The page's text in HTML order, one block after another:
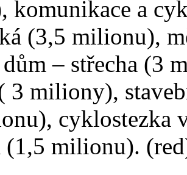
komunikace a
(3,5 milionu),
– střecha (3
3 miliony),
cyklostezka
(1,5 milionu).